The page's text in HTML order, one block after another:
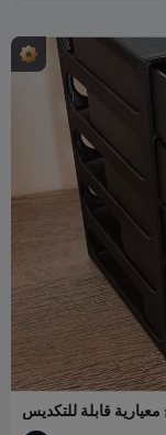
معيارية قابلة للتكديس